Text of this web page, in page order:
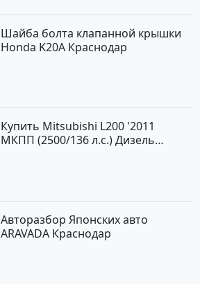
Шайба болта клапанной крышки
Honda K20A Краснодар
Купить Mitsubishi L200 '2011
МКПП (2500/136 л.с.) Дизель
Авторазбор Японских авто
ARAVADA Краснодар